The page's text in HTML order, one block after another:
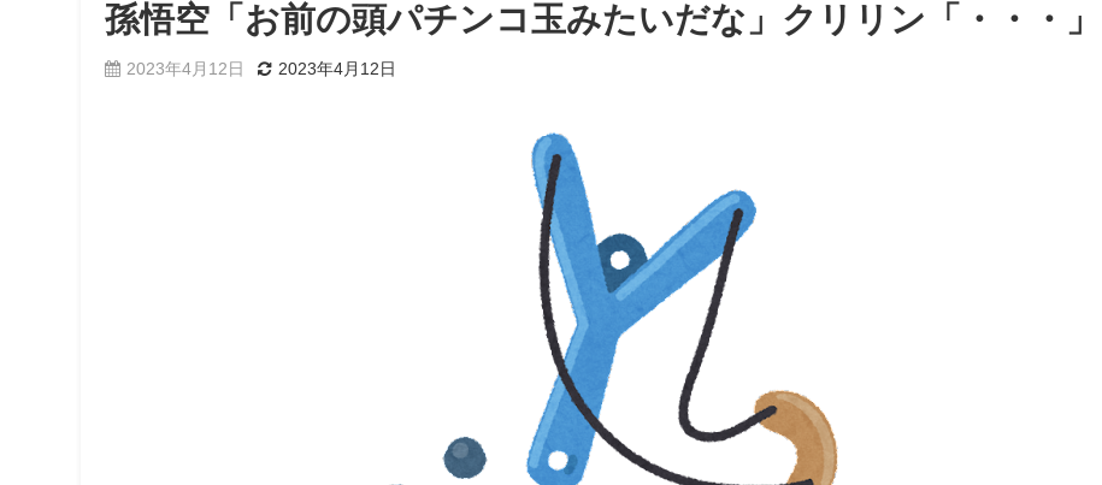
孫悟空「お前の頭パチンコ玉みたいだな」クリリン「・・・」
2023年4月12日 2023年4月12日